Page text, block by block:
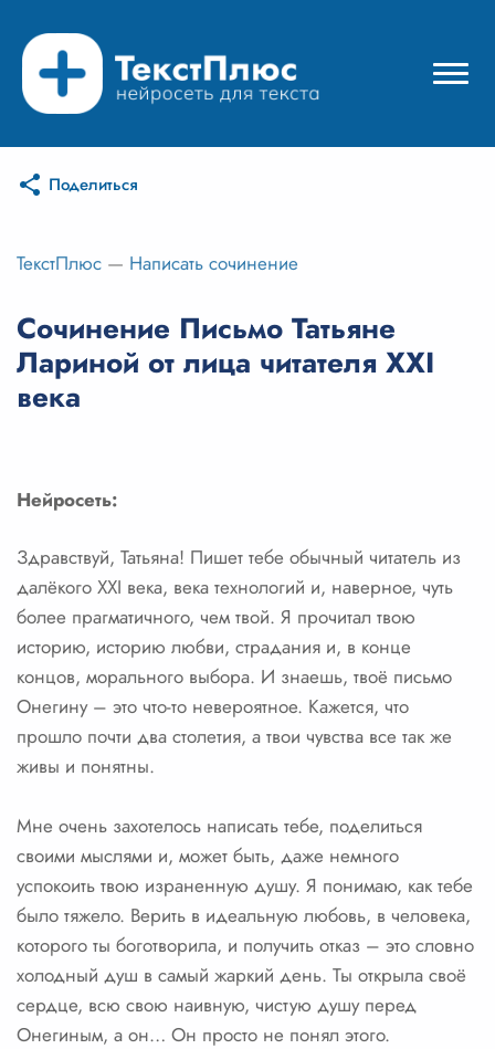
Режимы нейросети
Цены
Вход
Вход с Telegram
Поделиться
ТекстПлюс — Написать сочинение
Сочинение Письмо Татьяне
Лариной от лица читателя XXI
века
Нейросеть:
Здравствуй, Татьяна! Пишет тебе обычный читатель из
далёкого XXI века, века технологий и, наверное, чуть
более прагматичного, чем твой. Я прочитал твою
историю, историю любви, страдания и, в конце
концов, морального выбора. И знаешь, твоё письмо
Онегину – это что-то невероятное. Кажется, что
прошло почти два столетия, а твои чувства все так же
живы и понятны.
Мне очень захотелось написать тебе, поделиться
своими мыслями и, может быть, даже немного
успокоить твою израненную душу. Я понимаю, как тебе
было тяжело. Верить в идеальную любовь, в человека,
которого ты боготворила, и получить отказ – это словно
холодный душ в самый жаркий день. Ты открыла своё
сердце, всю свою наивную, чистую душу перед
Онегиным, а он… Он просто не понял этого.